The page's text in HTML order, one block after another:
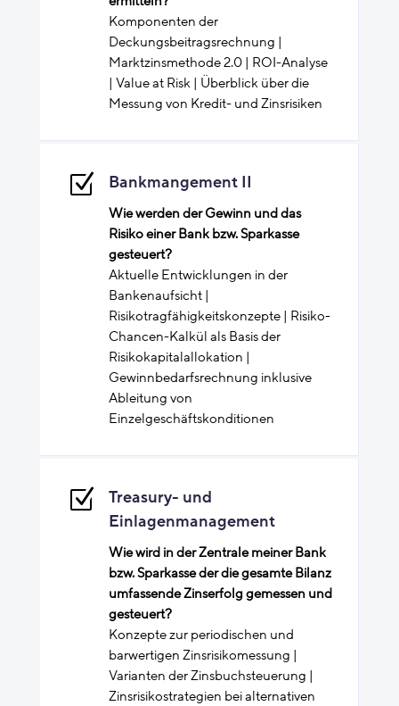
Komponenten der
Deckungsbeitragsrechnung |
Marktzinsmethode 2.0 | ROI-Analyse
| Value at Risk | Überblick über die
Messung von Kredit- und Zinsrisiken
Z Bankmangement II
Wie werden der Gewinn und das
Risiko einer Bank bzw. Sparkasse
gesteuert?
Aktuelle Entwicklungen in der
Bankenaufsicht |
Risikotragfähigkeitskonzepte | Risiko-
Chancen-Kalkül als Basis der
Risikokapitalallokation |
Gewinnbedarfsrechnung inklusive
Ableitung von
Einzelgeschäftskonditionen
Z
Treasury- und
Einlagenmanagement
Wie wird in der Zentrale meiner Bank
bzw. Sparkasse der die gesamte Bilanz
umfassende Zinserfolg gemessen und
gesteuert?
Konzepte zur periodischen und
barwertigen Zinsrisikomessung |
Varianten der Zinsbuchsteuerung |
Zinsrisikostrategien bei alternativen